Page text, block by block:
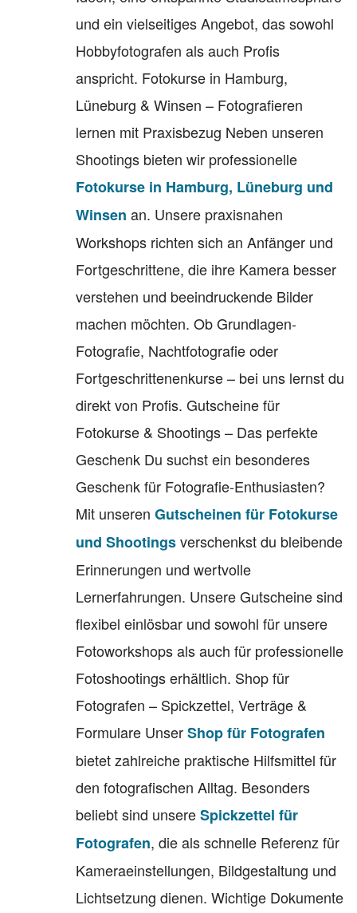
und ein vielseitiges Angebot, das sowohl
Hobbyfotografen als auch Profis
anspricht. Fotokurse in Hamburg,
Lüneburg & Winsen – Fotografieren
lernen mit Praxisbezug Neben unseren
Shootings bieten wir professionelle
Fotokurse in Hamburg, Lüneburg und
Winsen an. Unsere praxisnahen
Workshops richten sich an Anfänger und
Fortgeschrittene, die ihre Kamera besser
verstehen und beeindruckende Bilder
machen möchten. Ob Grundlagen-
Fotografie, Nachtfotografie oder
Fortgeschrittenenkurse – bei uns lernst du
direkt von Profis. Gutscheine für
Fotokurse & Shootings – Das perfekte
Geschenk Du suchst ein besonderes
Geschenk für Fotografie-Enthusiasten?
Mit unseren Gutscheinen für Fotokurse
und Shootingsverschenkst du bleibende
Erinnerungen und wertvolle
Lernerfahrungen. Unsere Gutscheine sind
flexibel einlösbar und sowohl für unsere
Fotoworkshops als auch für professionelle
Fotoshootings erhältlich. Shop für
Fotografen – Spickzettel, Verträge &
Formulare UnserShop für Fotografen
bietet zahlreiche praktische Hilfsmittel für
den fotografischen Alltag. Besonders
beliebt sind unsereSpickzettel für
Fotografen, die als schnelle Referenz für
Kameraeinstellungen, Bildgestaltung und
Lichtsetzung dienen. Wichtige Dokumente